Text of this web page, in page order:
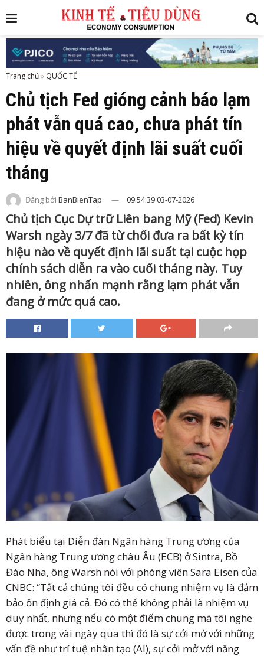
Trang chủ»
Chủ tịch Fed gióng cảnh báo lạm
phát vẫn quá cao, chưa phát tín
hiệu về quyết định lãi suất cuối
tháng
Đăng bởi BanBienTap 09:54:39 03-07-2026
Chủ tịch Cục Dự trữ Liên bang Mỹ (Fed) Kevin
Warsh ngày 3/7 đã từ chối đưa ra bất kỳ tín
hiệu nào về quyết định lãi suất tại cuộc họp
chính sách diễn ra vào cuối tháng này. Tuy
nhiên, ông nhấn mạnh rằng lạm phát vẫn
đang ở mức quá cao.
Phát biểu tại Diễn đàn Ngân hàng Trung ương của
Ngân hàng Trung ương châu Âu (ECB) ở Sintra, Bồ
Đào Nha, ông Warsh nói với phóng viên Sara Eisen của
CNBC: “Tất cả chúng tôi đều có chung nhiệm vụ là đảm
bảo ổn định giá cả. Đó có thể không phải là nhiệm vụ
duy nhất, nhưng nếu có một điểm chung mà tôi nghe
được trong vài ngày qua thì đó là sự cởi mở với những
vấn đề như trí tuệ nhân tạo (AI), sự cởi mở với năng